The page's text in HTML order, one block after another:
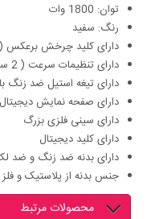
توان: 1800 وات
رنگ: سفید
دارای کلید چرخش برعکس (Reverse)
دارای تنظیمات سرعت ( 2 سرعته )
دارای تیغه استیل ضد زنگ
دارای صفحه نمایش دیجیتال
دارای سینی فلزی بزرگ
دارای کلید دیجیتال
دارای بدنه ضد زنگ و ضد
جنس بدنه از پلاستیک و فلز
محصولات مرتبط